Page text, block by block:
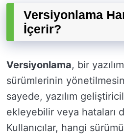
Versiyonlama
İçerir?
Versiyonlama, bir
sürümlerinin
sayede, yazılım
ekleyebilir veya hataları
Kullanıcılar, hangi